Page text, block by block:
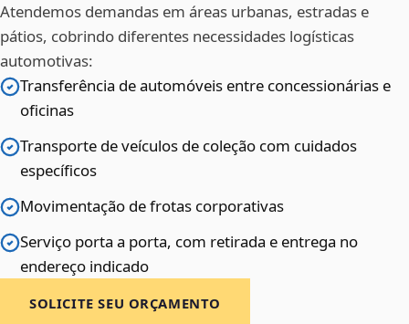
Atendemos demandas em áreas urbanas, estradas e
pátios, cobrindo diferentes necessidades logísticas
automotivas:
Transferência de automóveis entre concessionárias e
oficinas
Transporte de veículos de coleção com cuidados
específicos
Movimentação de frotas corporativas
Serviço porta a porta, com retirada e entrega no
endereço indicado
SOLICITE SEU ORÇAMENTO